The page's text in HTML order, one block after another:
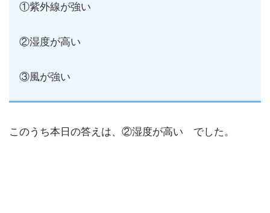
①紫外線が強い
②湿度が高い
③風が強い
このうち本日の答えは、②湿度が高い でした。